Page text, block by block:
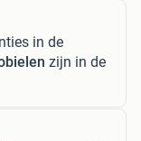
in de
zijn in de